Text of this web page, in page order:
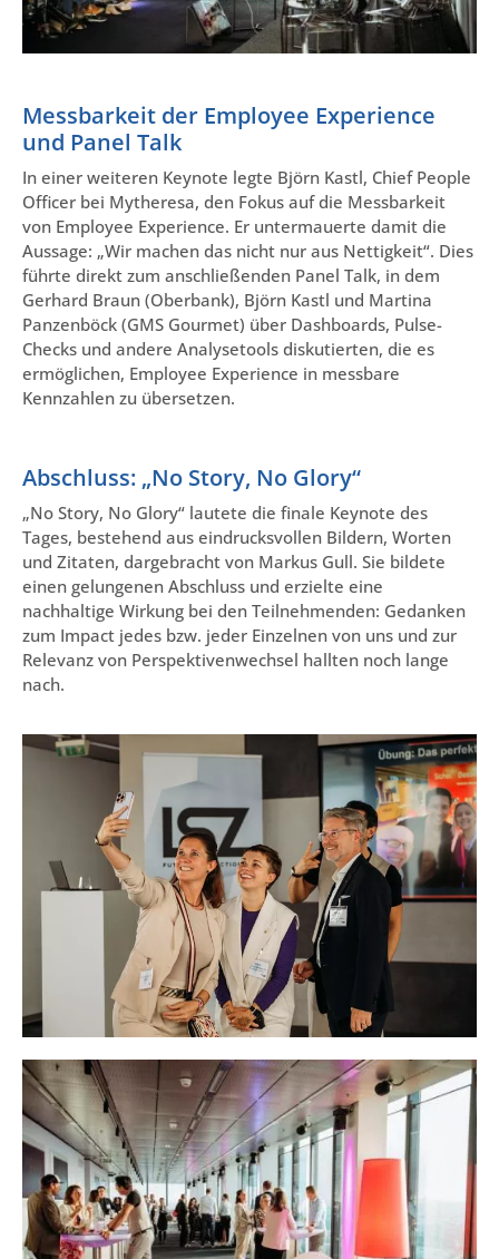
Messbarkeit der Employee Experience
und Panel Talk
In einer weiteren Keynote legte Björn Kastl, Chief People
Officer bei Mytheresa, den Fokus auf die Messbarkeit
von Employee Experience. Er untermauerte damit die
Aussage: „Wir machen das nicht nur aus Nettigkeit“. Dies
führte direkt zum anschließenden Panel Talk, in dem
Gerhard Braun (Oberbank), Björn Kastl und Martina
Panzenböck (GMS Gourmet) über Dashboards, Pulse-
Checks und andere Analysetools diskutierten, die es
ermöglichen, Employee Experience in messbare
Kennzahlen zu übersetzen.
Abschluss: „No Story, No Glory“
„No Story, No Glory“ lautete die finale Keynote des
Tages, bestehend aus eindrucksvollen Bildern, Worten
und Zitaten, dargebracht von Markus Gull. Sie bildete
einen gelungenen Abschluss und erzielte eine
nachhaltige Wirkung bei den Teilnehmenden: Gedanken
zum Impact jedes bzw. jeder Einzelnen von uns und zur
Relevanz von Perspektivenwechsel hallten noch lange
nach.